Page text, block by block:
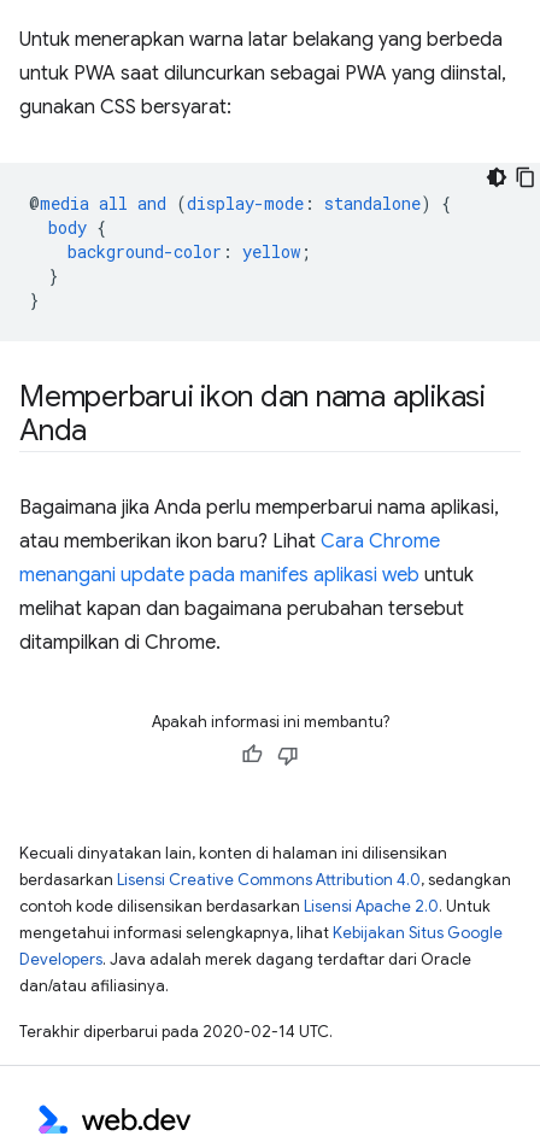
Untuk menerapkan warna latar belakang yang berbeda
untuk PWA saat diluncurkan sebagai PWA yang diinstal,
gunakan CSS bersyarat:
@media all and (display-mode : standalone)
{
body {
background-color : yellow ;
}
}
Memperbarui ikon dan nama aplikasi
Anda
Bagaimana jika Anda perlu memperbarui nama aplikasi,
atau memberikan ikon baru? Lihat Cara Chrome
menangani update pada manifes aplikasi web untuk
melihat kapan dan bagaimana perubahan tersebut
ditampilkan di Chrome.
Apakah informasi ini membantu?
Kecuali dinyatakan lain, konten di halaman ini dilisensikan
berdasarkan Lisensi Creative Commons Attribution 4.0, sedangkan
contoh kode dilisensikan berdasarkan Lisensi Apache 2.0. Untuk
mengetahui informasi selengkapnya, lihatKebijakan Situs Google
Developers. Java adalah merek dagang terdaftar dari Oracle
dan/atau afiliasinya.
Terakhir diperbarui pada 2020-02-14 UTC.